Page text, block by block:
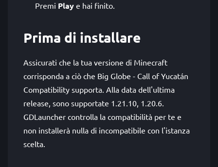
Premi Play e hai finito.
Prima di installare
Assicurati che la tua versione di Minecraft
corrisponda a ciò che Big Globe - Call of Yucatán
Compatibility supporta. Alla data dell'ultima
release, sono supportate 1.21.10, 1.20.6.
GDLauncher controlla la compatibilità per te e
non installerà nulla di incompatibile con l'istanza
scelta.